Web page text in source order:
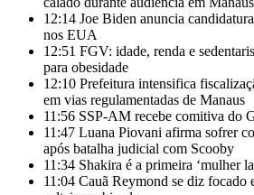
12:14 Joe Biden anuncia
nos EUA
12:51 FGV: idade, renda e
para obesidade
12:10 Prefeitura intensifica
em vias regulamentadas de Manaus
11:56 SSP-AM recebe comitiva do
11:47 Luana Piovani afirma sofrer
após batalha judicial com Scooby
11:34 Shakira é a primeira ‘mulher
11:04 Cauã Reymond se diz focado